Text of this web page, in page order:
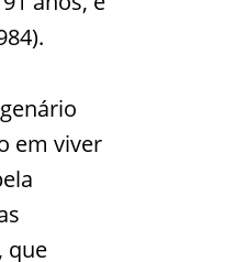
em viver
que